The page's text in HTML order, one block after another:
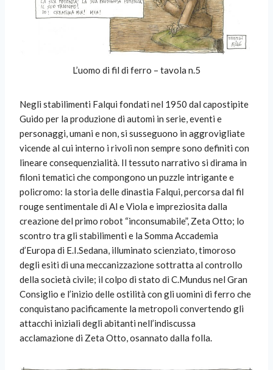
L’uomo di fil di ferro – tavola n.5
Negli stabilimenti Falqui fondati nel 1950 dal capostipite
Guido per la produzione di automi in serie, eventi e
personaggi, umani e non, si susseguono in aggrovigliate
vicende al cui interno i rivoli non sempre sono definiti con
lineare consequenzialità. Il tessuto narrativo si dirama in
filoni tematici che compongono un puzzle intrigante e
policromo: la storia delle dinastia Falqui, percorsa dal fil
rouge sentimentale di Al e Viola e impreziosita dalla
creazione del primo robot “inconsumabile”, Zeta Otto; lo
scontro tra gli stabilimenti e la Somma Accademia
d’Europa di E.I.Sedana, illuminato scienziato, timoroso
degli esiti di una meccanizzazione sottratta al controllo
della società civile; il colpo di stato di C.Mundus nel Gran
Consiglio e l’inizio delle ostilità con gli uomini di ferro che
conquistano pacificamente la metropoli convertendo gli
attacchi iniziali degli abitanti nell’indiscussa
acclamazione di Zeta Otto, osannato dalla folla.